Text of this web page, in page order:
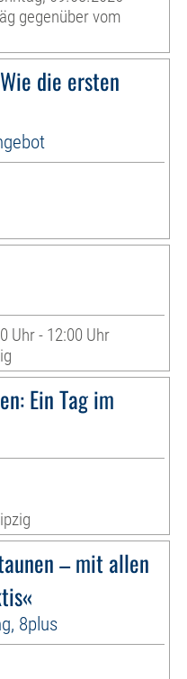
gegenüber vom
die ersten
Uhr - 12:00 Uhr
Ein Tag im
– mit allen
8plus